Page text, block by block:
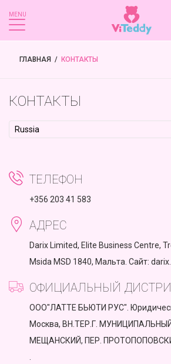
MENU
ГЛАВНАЯ / КОНТАКТЫ
КОНТАКТЫ
ТЕЛЕФОН
+356 203 41 583
АДРЕС
Darix Limited, Elite Business Centre,
Msida MSD 1840, Мальта. Сайт:
ОФИЦИАЛЬНЫЙ
ООО"ЛАТТЕ БЬЮТИ РУС".
Москва, ВН.ТЕР.Г.
МЕЩАНСКИЙ, ПЕР.